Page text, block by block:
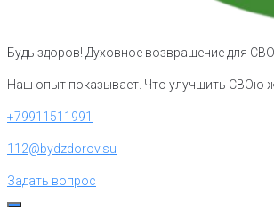
Будь здоров! Духовное возвращение для
Наш опыт показывает. Что улучшить СВОю
+79911511991
112@bydzdorov.su
Задать вопрос